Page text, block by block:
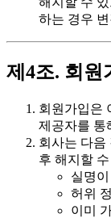
하는 경우
제4조. 회원
회원가입은
제공자를 통
회사는 다음
후 해지할
실명
허위
이미